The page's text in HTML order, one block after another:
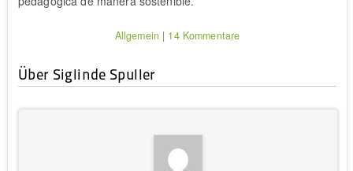
Allgemein| 14 Kommentare
Über Siglinde Spuller